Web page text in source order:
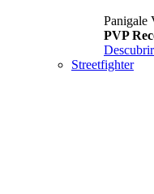
Panigale
PVP
Streetfighter